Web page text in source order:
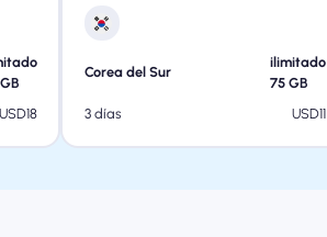
GB
USD18
Corea del Sur
ilimitado
75 GB
3 días
USD11